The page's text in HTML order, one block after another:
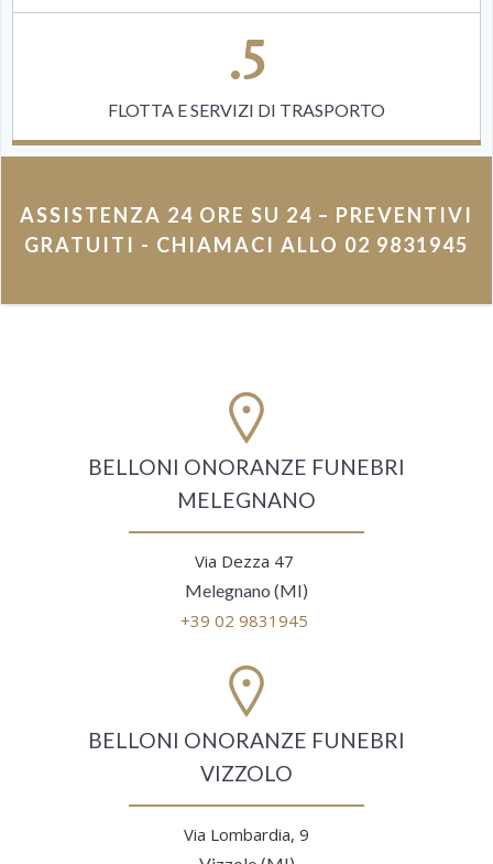
.5
FLOTTA E SERVIZI DI TRASPORTO
ASSISTENZA 24 ORE SU 24 – PREVENTIVI
GRATUITI - CHIAMACI ALLO 02 9831945
BELLONI ONORANZE FUNEBRI
MELEGNANO
Via Dezza 47
Melegnano (MI)
+39 02 9831945
BELLONI ONORANZE FUNEBRI
VIZZOLO
Via Lombardia, 9